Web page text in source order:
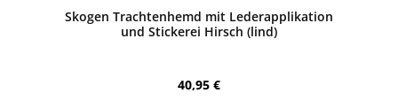
Skogen Trachtenhemd mit Lederapplikation
und Stickerei Hirsch (lind)
Regulärer Preis:
40,95 €